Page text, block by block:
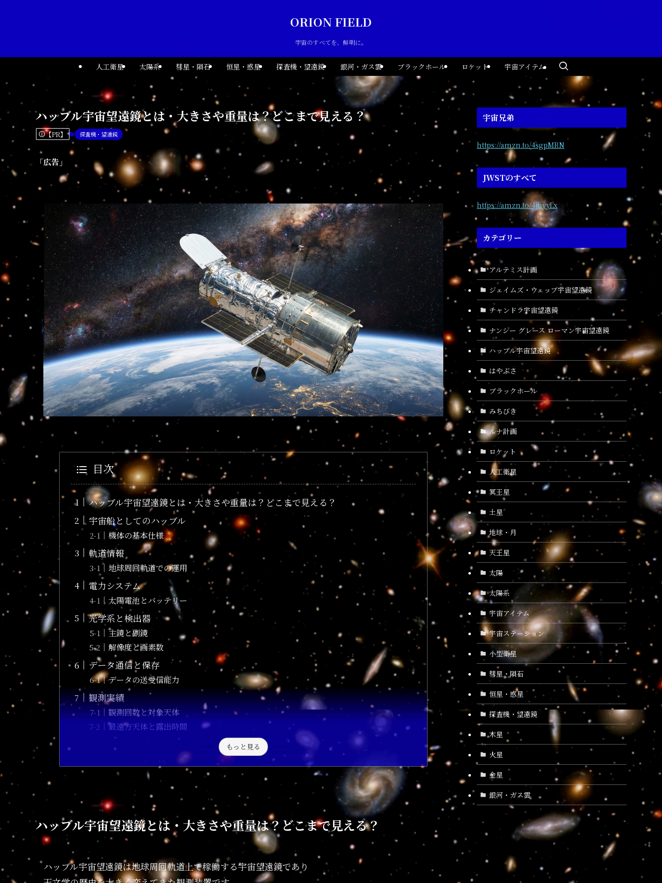
ORION FIELD
宇宙のすべてを、鮮明に。
人工衛星 太陽系 彗星・隕石 恒星・惑星 探査機・望遠鏡 銀河・ガス雲 ブラックホール ロケット 宇宙アイテム
ハッブル宇宙望遠鏡とは・大きさや重量は？どこまで見える？
【PR】 探査機・望遠鏡
「広告」
目次
ハッブル宇宙望遠鏡とは・大きさや重量は？どこまで見える？
宇宙船としてのハッブル
機体の基本仕様
軌道情報
地球周回軌道での運用
電力システム
太陽電池とバッテリー
光学系と検出器
主鏡と副鏡
解像度と画素数
データ通信と保存
データの送受信能力
観測実績
観測回数と対象天体
最遠方天体と露出時間
もっと見る
ハッブル宇宙望遠鏡とは・大きさや重量は？どこまで見える？
ハッブル宇宙望遠鏡は地球周回軌道上で稼働する宇宙望遠鏡であり
宇宙兄弟
https://amzn.to/4sgpMRN
JWSTのすべて
https://amzn.to/4jhyyLx
カテゴリー
アルテミス計画
ジェイムズ・ウェッブ宇宙望遠鏡
チャンドラ宇宙望遠鏡
ナンシー グレース ローマン宇宙望遠鏡
ハッブル宇宙望遠鏡
はやぶさ
ブラックホール
みちびき
ルナ計画
ロケット
人工衛星
冥王星
土星
地球・月
天王星
太陽
太陽系
宇宙アイテム
宇宙ステーション
小型衛星
彗星・隕石
恒星・惑星
探査機・望遠鏡
木星
火星
金星
銀河・ガス雲